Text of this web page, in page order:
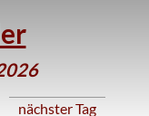
nächster Tag